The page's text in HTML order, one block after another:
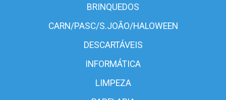
BRINQUEDOS
CARN/PASC/S.JOÃO/HALOWEEN
DESCARTÁVEIS
INFORMÁTICA
LIMPEZA